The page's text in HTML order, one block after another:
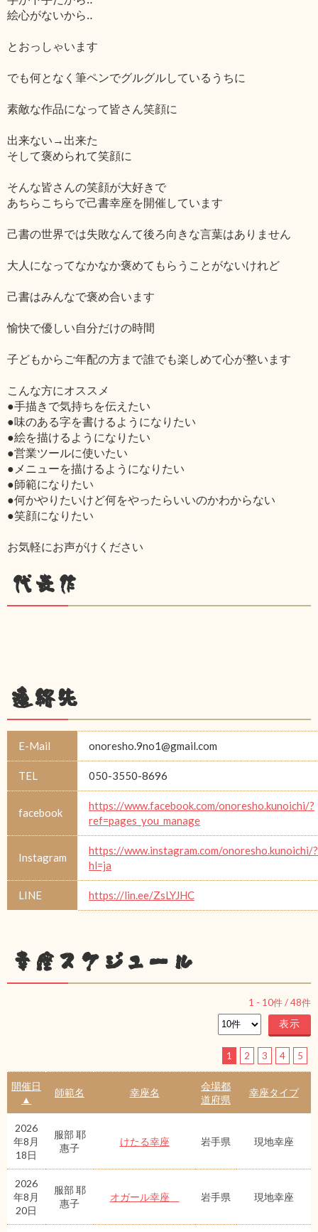
絵心がないから‥
とおっしゃいます
でも何となく筆ペンでグルグルしているうちに
素敵な作品になって皆さん笑顔に
出来ない→出来た
そして褒められて笑顔に
そんな皆さんの笑顔が大好きで
あちらこちらで己書幸座を開催しています
己書の世界では失敗なんて後ろ向きな言葉はありません
大人になってなかなか褒めてもらうことがないけれど
己書はみんなで褒め合います
愉快で優しい自分だけの時間
子どもからご年配の方まで誰でも楽しめて心が整います
こんな方にオススメ
●手描きで気持ちを伝えたい
●味のある字を書けるようになりたい
●絵を描けるようになりたい
●営業ツールに使いたい
●メニューを描けるようになりたい
●師範になりたい
●何かやりたいけど何をやったらいいのかわからない
●笑顔になりたい
お気軽にお声がけください
代表作
連絡先
E-Mail onoresho.9no1@gmail.com
TEL 050-3550-8696
facebook
https://www.facebook.com/onoresho.kunoichi/?
ref=pages_you_manage
Instagram
https://www.instagram.com/onoresho.kunoichi/?
hl=ja
LINE https://lin.ee/ZsLYJHC
幸座スケジュール
1 - 10件 /48件
1 2 3 4 5
開催日
▲
師範名 幸座名
会場都
道府県
幸座タイプ
2026
年8月
18日
服部 耶
惠子
けたる幸座 岩手県 現地幸座
2026
年8月
20日
服部 耶
惠子
オガール幸座 岩手県 現地幸座